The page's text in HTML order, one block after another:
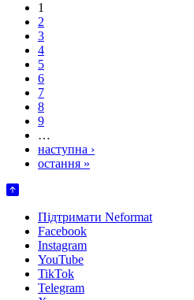
1
2
3
4
5
6
7
8
9
…
наступна ›
остання »
Підтримати Neformat
Facebook
Instagram
YouTube
TikTok
Telegram